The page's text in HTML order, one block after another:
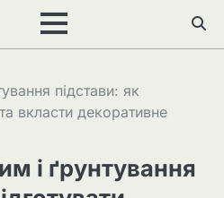
підстави: як
вкласти декоративне
і ґрунтування